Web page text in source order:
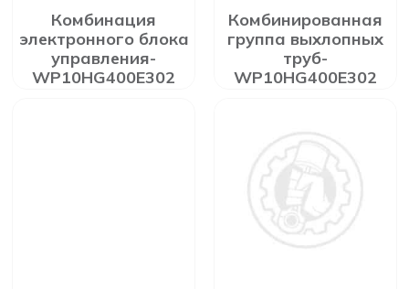
Комбинация
электронного блока
управления-
WP10HG400E302
Комбинированная
группа выхлопных
труб-
WP10HG400E302